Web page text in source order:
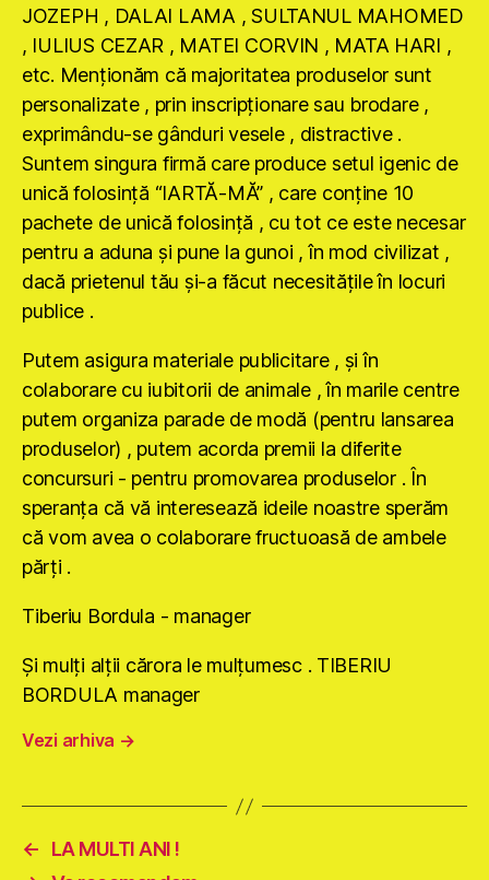
JOZEPH , DALAI LAMA , SULTANUL MAHOMED
, IULIUS CEZAR , MATEI CORVIN , MATA HARI ,
etc. Menţionăm că majoritatea produselor sunt
personalizate , prin inscripţionare sau brodare ,
exprimându-se gânduri vesele , distractive .
Suntem singura firmă care produce setul igenic de
unică folosinţă “IARTĂ-MĂ” , care conţine 10
pachete de unică folosinţă , cu tot ce este necesar
pentru a aduna şi pune la gunoi , în mod civilizat ,
dacă prietenul tău şi-a făcut necesităţile în locuri
publice .
Putem asigura materiale publicitare , şi în
colaborare cu iubitorii de animale , în marile centre
putem organiza parade de modă (pentru lansarea
produselor) , putem acorda premii la diferite
concursuri - pentru promovarea produselor . În
speranţa că vă interesează ideile noastre sperăm
că vom avea o colaborare fructuoasă de ambele
părţi .
Tiberiu Bordula - manager
Şi mulţi alţii cărora le mulţumesc . TIBERIU
BORDULA manager
Vezi arhiva →
←
LA MULTI ANI !